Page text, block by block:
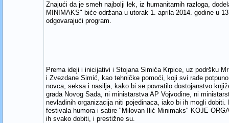
Znajući da je smeh najbolji lek, iz humanitarnih razloga,
MINIMAKS" biće održana u utorak 1. aprila 2014. godine u
odgovarajući program.
Prema ideji i inicijativi i Stojana Simića Krpice, uz podršku
i Zvezdane Simić, kao tehničke pomoći, koji svi rade
novca, seksa i nasilja, kako bi se povratilo dostojanstvo
grada Novog Sada, ni ministarstva AP Vojvodine, ni
nevladinih organizacija niti pojedinaca, iako bi ih mogli
festivala humora i satire "Milovan Ilić Minimaks" KOJE
ih svako dobiti, i prestižne su.